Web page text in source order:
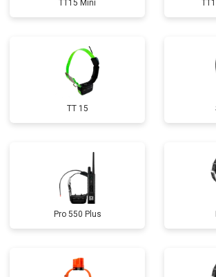
TT15 Mini
TT 15
Pro 550 Plus